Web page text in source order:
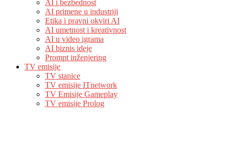
AI i bezbednost
AI primene u industriji
Etika i pravni okviri AI
AI umetnost i kreativnost
AI u video igrama
AI biznis ideje
Prompt inženjering
TV emisije
TV stanice
TV emisije ITnetwork
TV Emisije Gameplay
TV emisije Prolog